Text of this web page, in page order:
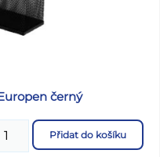
černý
Přidat do košíku